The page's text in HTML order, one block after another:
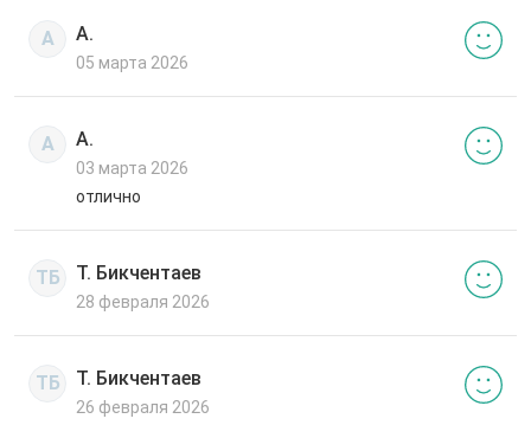
А А.
05 марта 2026
А А.
03 марта 2026
отлично
ТБ Т. Бикчентаев
28 февраля 2026
ТБ Т. Бикчентаев
26 февраля 2026